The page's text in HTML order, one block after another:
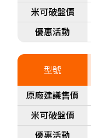
米可破盤價
優惠活動
型號
原廠建議售價
米可破盤價
優惠活動